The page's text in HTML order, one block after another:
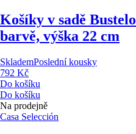
Košíky v sadě Bustelo
barvě, výška 22 cm
SklademPoslední kousky
792 Kč
Do košíku
Do košíku
Na prodejně
Casa Selección